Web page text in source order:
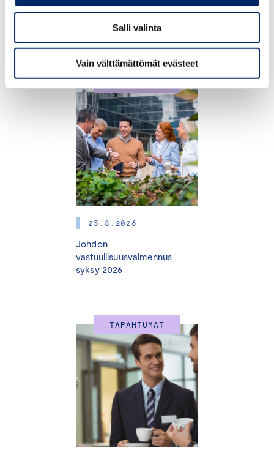
Salli valinta
Vain välttämättömät evästeet
UUSI Johdon inhimillisen
johtamisen verkosto
25.8.2026
Johdon
vastuullisuusvalmennus
syksy 2026
TAPAHTUMAT